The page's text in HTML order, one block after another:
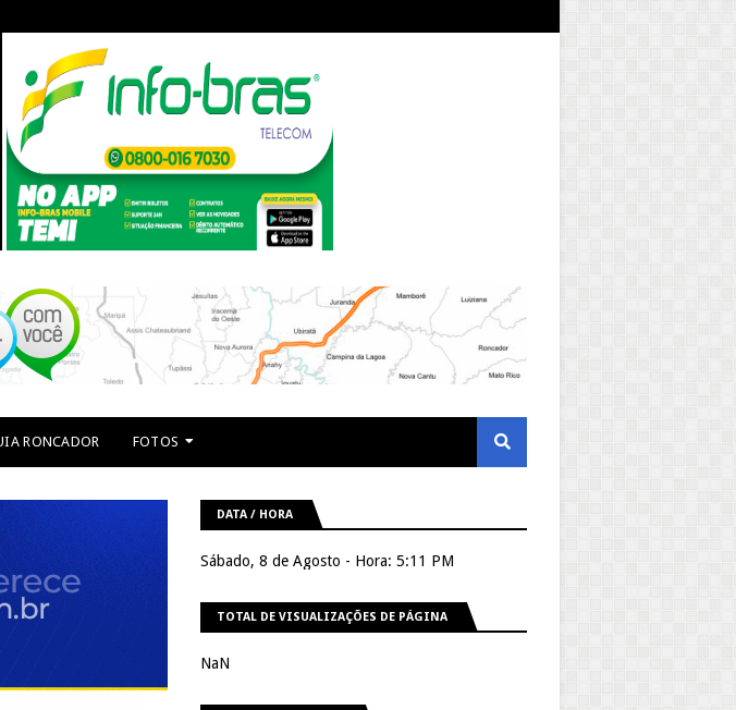
RONCADOR FOTOS
DATA / HORA
Sábado, 8 de Agosto - Hora: 5:11 PM
TOTAL DE VISUALIZAÇÕES DE PÁGINA
NaN